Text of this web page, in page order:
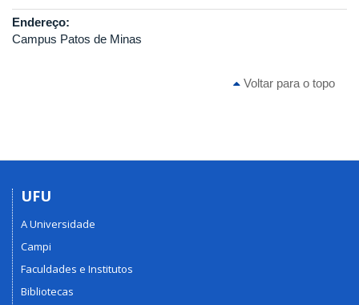
Endereço:
Campus Patos de Minas
Voltar para o topo
UFU
A Universidade
Campi
Faculdades e Institutos
Bibliotecas